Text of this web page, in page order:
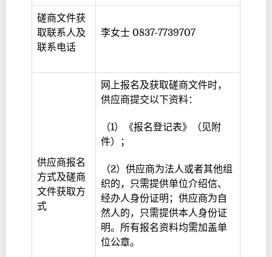
磋商文件获
取联系人及
联系电话
李女士 0837-7739707
供应商报名
方式及磋商
文件获取方
式
网上报名及获取磋商文件时，
供应商提交以下资料：
（1）《报名登记表》（见附
件）；
（2）供应商为法人或者其他组
织的，只需提供单位介绍信、
经办人身份证明；供应商为自
然人的，只需提供本人身份证
明。所有报名资料均需加盖单
位公章。